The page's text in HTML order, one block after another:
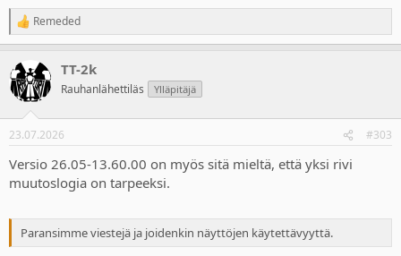
R
e
c
t
i
s
Remeded
TT-2k
Rauhanlähettiläs Ylläpitäjä
23.07.2026 #303
Versio 26.05-13.60.00 on myös sitä mieltä, että yksi rivi
muutoslogia on tarpeeksi.
Paransimme viestejä ja joidenkin näyttöjen käytettävyyttä.